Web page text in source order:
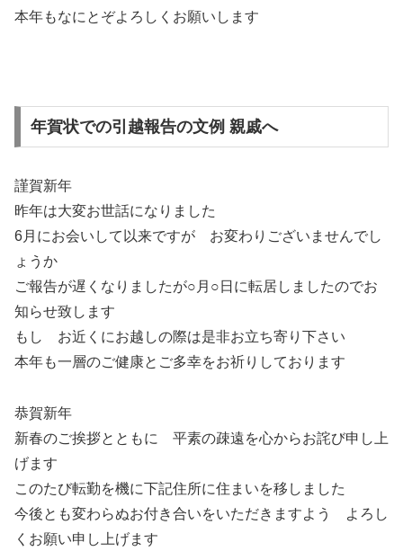
本年もなにとぞよろしくお願いします
年賀状での引越報告の文例 親戚へ
謹賀新年
昨年は大変お世話になりました
6月にお会いして以来ですが お変わりございませんでし
ょうか
ご報告が遅くなりましたが○月○日に転居しましたのでお
知らせ致します
もし お近くにお越しの際は是非お立ち寄り下さい
本年も一層のご健康とご多幸をお祈りしております
恭賀新年
新春のご挨拶とともに 平素の疎遠を心からお詫び申し上
げます
このたび転勤を機に下記住所に住まいを移しました
今後とも変わらぬお付き合いをいただきますよう よろし
くお願い申し上げます